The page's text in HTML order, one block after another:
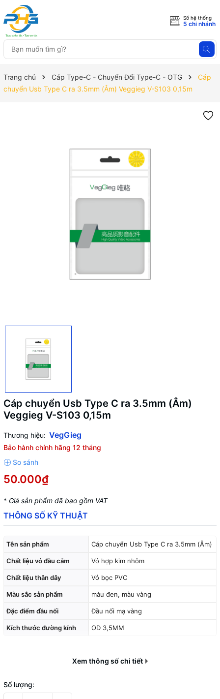
Số hệ thống
5 chi nhánh
Trang chủ Cáp Type-C - Chuyển Đổi Type-C - OTG
Cáp
chuyển Usb Type C ra 3.5mm (Âm) Veggieg V-S103 0,15m
Cáp chuyển Usb Type C ra 3.5mm (Âm)
Veggieg V-S103 0,15m
Thương hiệu: VegGieg
Bảo hành chính hãng 12 tháng
50.000₫
* Giá sản phẩm đã bao gồm VAT
THÔNG SỐ KỸ THUẬT
Tên sản phẩm Cáp chuyển Usb Type C ra 3.5mm (Âm)
Chất liệu vỏ đầu cắm Vỏ hợp kim nhôm
Chất liệu thân dây Vỏ bọc PVC
Màu sắc sản phẩm màu đen, màu vàng
Đặc điểm đầu nối Đầu nối mạ vàng
Kích thước đường kính OD 3,5MM
Xem thông số chi tiết
Số lượng: